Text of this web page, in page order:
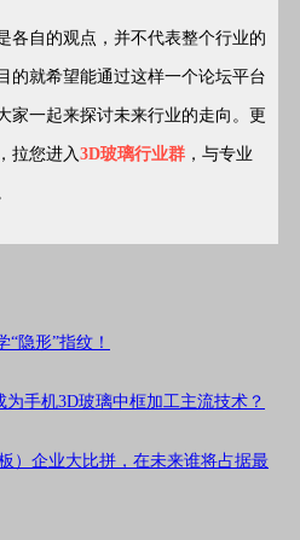
各自的观点，并不代表整个行业的
的就希望能通过这样一个论坛平台
家一起来探讨未来行业的走向。更
拉您进入 3D玻璃行业群 ，与专业
隐形”指纹！
手机3D玻璃中框加工主流技术？
）企业大比拼，在未来谁将占据最